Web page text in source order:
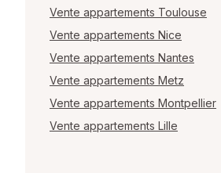
Vente appartements Toulouse
Vente appartements Nice
Vente appartements Nantes
Vente appartements Metz
Vente appartements Montpellier
Vente appartements Lille